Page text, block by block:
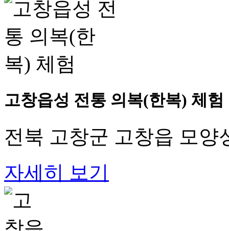
고창읍성 전통 의복(한복) 체험
전북 고창군 고창읍 모양
자세히 보기